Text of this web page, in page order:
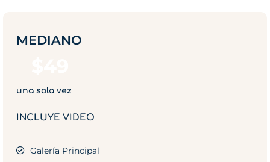
MEDIANO
una sola vez
INCLUYE VIDEO
Galería Principal